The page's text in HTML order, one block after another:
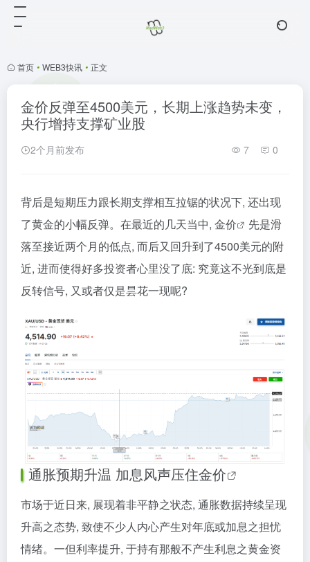
首页 • WEB3快讯 • 正文
金价反弹至4500美元，长期上涨趋势未变，
央行增持支撑矿业股
2个月前发布 7 0
背后是短期压力跟长期支撑相互拉锯的状况下, 还出现
了黄金的小幅反弹。在最近的几天当中, 金价
先是滑
落至接近两个月的低点, 而后又回升到了4500美元的附
近, 进而使得好多投资者心里没了底: 究竟这不光到底是
反转信号, 又或者仅是昙花一现呢?
通胀预期升温 加息风声压住金价
市场于近日来, 展现着非平静之状态, 通胀数据持续呈现
升高之态势, 致使不少人内心产生对年底或加息之担忧
情绪。一但利率提升, 于持有那般不产生利息之黄金资